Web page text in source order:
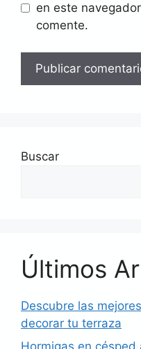
en este
comente.
Buscar
Últimos
Descubre las
decorar tu terraza
Hormigas en